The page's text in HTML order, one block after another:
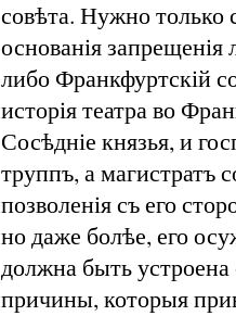
совѣта. Нужно только
основанія
либо Франкфуртскій
исторія театра во
Сосѣдніе князья, и
труппъ, а магистратъ
позволенія съ его
но даже болѣе, его
должна быть
причины, которыя